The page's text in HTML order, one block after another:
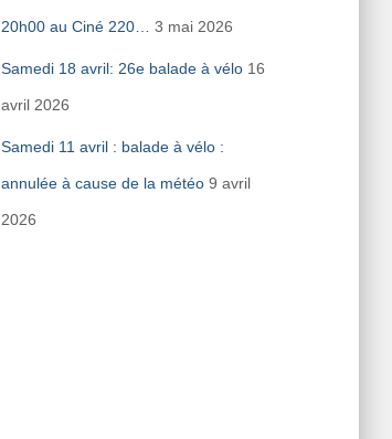
20h00 au Ciné 220… 3 mai 2026
Samedi 18 avril: 26e balade à vélo 16
avril 2026
Samedi 11 avril : balade à vélo :
annulée à cause de la météo 9 avril
2026